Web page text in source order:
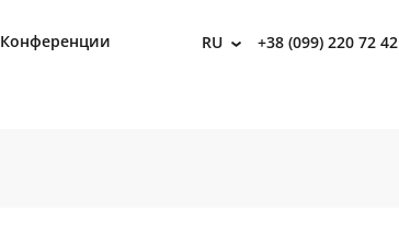
Конференции RU › +38 (099) 220 72 42